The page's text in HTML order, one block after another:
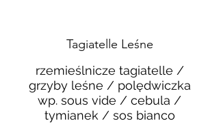
Tagiatelle Leśne
rzemieślnicze tagiatelle /
grzyby leśne / polędwiczka
wp. sous vide / cebula /
tymianek / sos bianco